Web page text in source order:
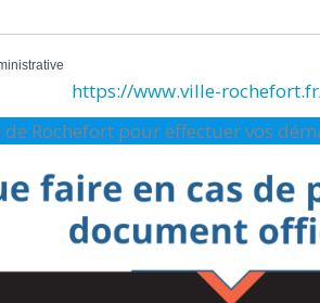
https://www.ville-
Rochefort pour effectuer vos